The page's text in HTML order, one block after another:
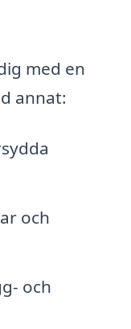
med en
annat:
och
och